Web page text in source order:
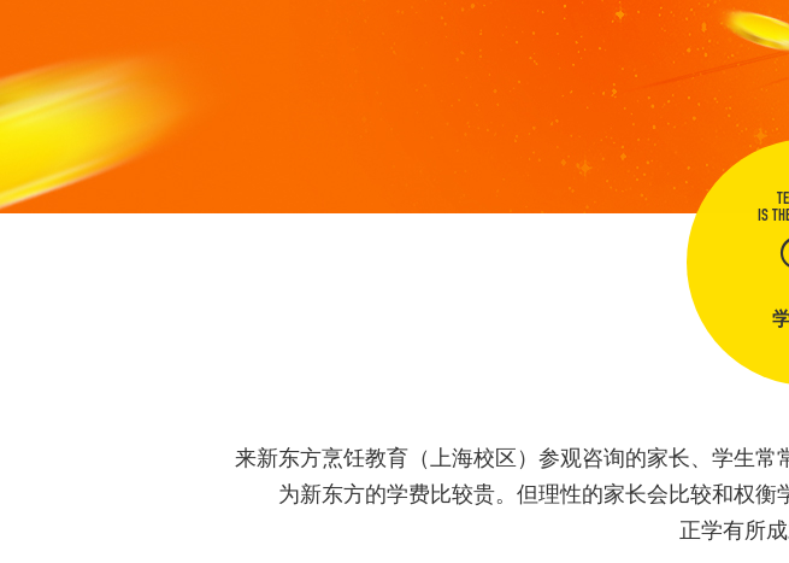
IS
来新东方烹饪教育（上海校区）参观咨询的家长、学生
为新东方的学费比较贵。但理性的家长会比较和权
正学有所